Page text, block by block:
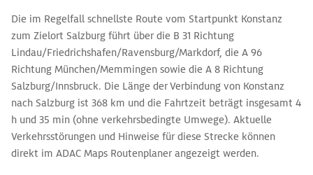
Die im Regelfall schnellste Route vom Startpunkt Konstanz
zum Zielort Salzburg führt über die B 31 Richtung
Lindau/Friedrichshafen/Ravensburg/Markdorf, die A 96
Richtung München/Memmingen sowie die A 8 Richtung
Salzburg/Innsbruck. Die Länge der Verbindung von Konstanz
nach Salzburg ist 368 km und die Fahrtzeit beträgt insgesamt 4
h und 35 min (ohne verkehrsbedingte Umwege). Aktuelle
Verkehrsstörungen und Hinweise für diese Strecke können
direkt im ADAC Maps Routenplaner angezeigt werden.